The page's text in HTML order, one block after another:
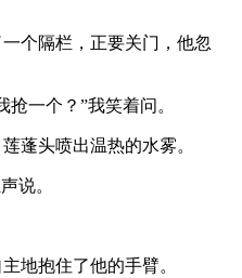
个隔栏，正要关门，他忽
一个？”我笑着问。
蓬头喷出温热的水雾。
说。
地抱住了他的手臂。